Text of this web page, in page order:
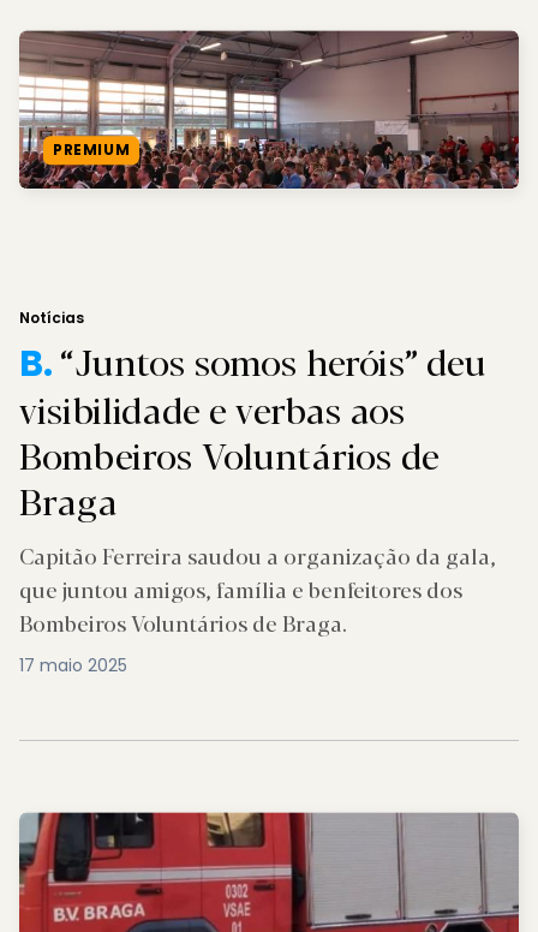
PREMIUM
Notícias
B.“Juntos somos heróis” deu
visibilidade e verbas aos
Bombeiros Voluntários de
Braga
Capitão Ferreira saudou a organização da gala,
que juntou amigos, família e benfeitores dos
Bombeiros Voluntários de Braga.
17 maio 2025